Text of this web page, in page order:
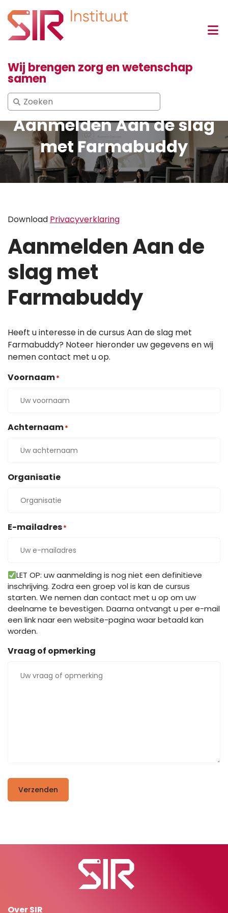
Wij brengen zorg en wetenschap
samen
Search
for:
Aanmelden Aan de slag
met Farmabuddy
Download Privacyverklaring
Aanmelden Aan de
slag met
Farmabuddy
Heeft u interesse in de cursus Aan de slag met
Farmabuddy? Noteer hieronder uw gegevens en wij
nemen contact met u op.
Voornaam*
Achternaam*
Organisatie
E-mailadres*
LET OP: uw aanmelding is nog niet een definitieve
inschrijving. Zodra een groep vol is kan de cursus
starten. We nemen dan contact met u op om uw
deelname te bevestigen. Daarna ontvangt u per e-mail
een link naar een website-pagina waar betaald kan
worden.
Vraag of opmerking
Verzenden
Over SIR